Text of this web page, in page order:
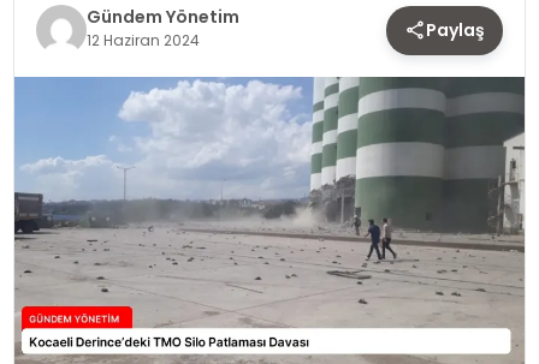
SPOR
TEKNOLOJI
YAŞAM
Gündem Yönetim
12 Haziran 2024 Paylaş